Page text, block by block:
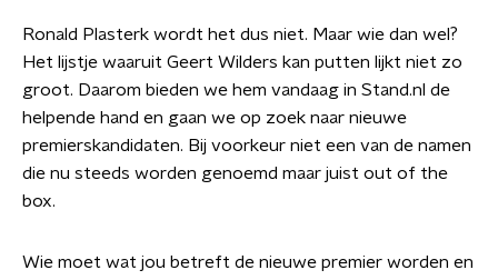
Ronald Plasterk wordt het dus niet. Maar wie dan wel?
Het lijstje waaruit Geert Wilders kan putten lijkt niet zo
groot. Daarom bieden we hem vandaag in Stand.nl de
helpende hand en gaan we op zoek naar nieuwe
premierskandidaten. Bij voorkeur niet een van de namen
die nu steeds worden genoemd maar juist out of the
box.
Wie moet wat jou betreft de nieuwe premier worden en